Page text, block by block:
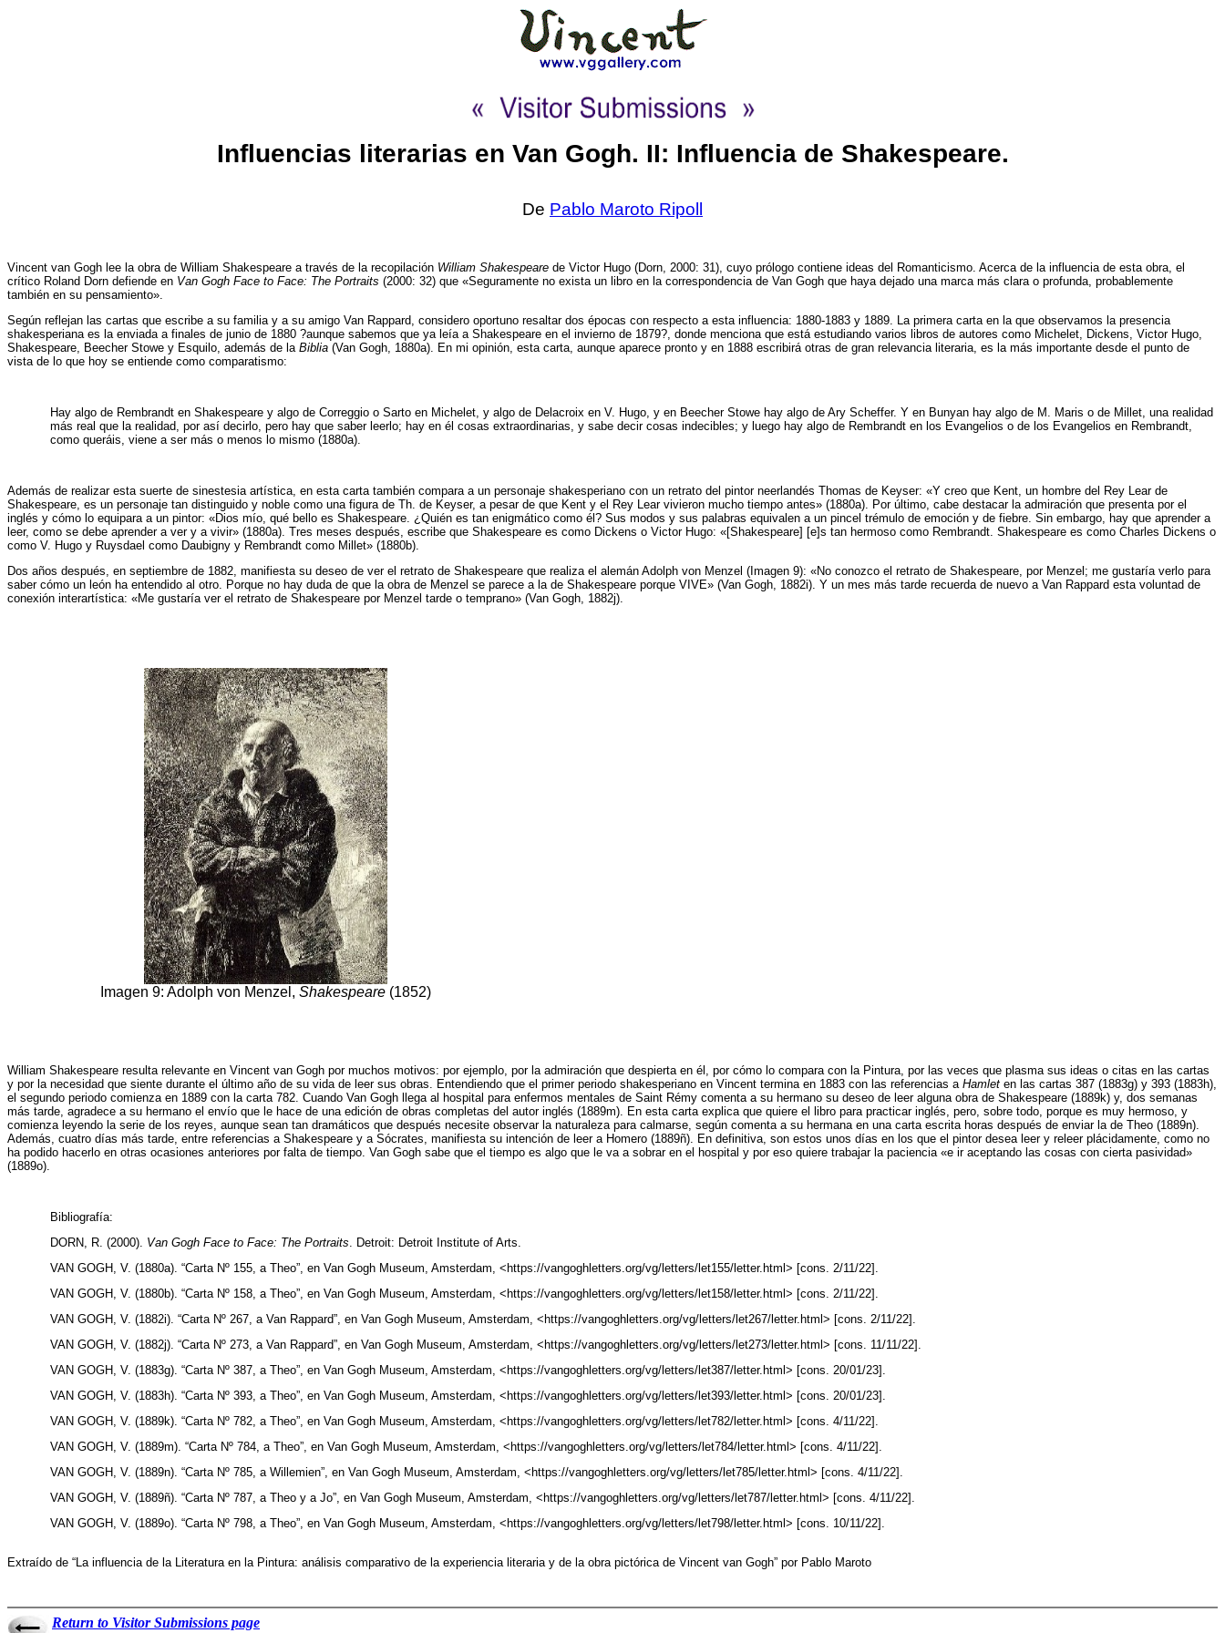
Influencias literarias en Van Gogh. II: Influencia de Shakespeare.
De Pablo Maroto Ripoll
Vincent van Gogh lee la obra de William Shakespeare a través de la recopilación William Shakespeare de Victor Hugo (Dorn, 2000: 31), cuyo prólogo contiene ideas del Romanticismo. Acerca de la influencia de esta obra, el
crítico Roland Dorn defiende en Van Gogh Face to Face: The Portraits (2000: 32) que «Seguramente no exista un libro en la correspondencia de Van Gogh que haya dejado una marca más clara o profunda, probablemente
también en su pensamiento».
Según reflejan las cartas que escribe a su familia y a su amigo Van Rappard, considero oportuno resaltar dos épocas con respecto a esta influencia: 1880-1883 y 1889. La primera carta en la que observamos la presencia
shakesperiana es la enviada a finales de junio de 1880 ?aunque sabemos que ya leía a Shakespeare en el invierno de 1879?, donde menciona que está estudiando varios libros de autores como Michelet, Dickens, Victor Hugo,
Shakespeare, Beecher Stowe y Esquilo, además de la Biblia (Van Gogh, 1880a). En mi opinión, esta carta, aunque aparece pronto y en 1888 escribirá otras de gran relevancia literaria, es la más importante desde el punto de
vista de lo que hoy se entiende como comparatismo:
Hay algo de Rembrandt en Shakespeare y algo de Correggio o Sarto en Michelet, y algo de Delacroix en V. Hugo, y en Beecher Stowe hay algo de Ary Scheffer. Y en Bunyan hay algo de M. Maris o de Millet, una realidad
más real que la realidad, por así decirlo, pero hay que saber leerlo; hay en él cosas extraordinarias, y sabe decir cosas indecibles; y luego hay algo de Rembrandt en los Evangelios o de los Evangelios en Rembrandt,
como queráis, viene a ser más o menos lo mismo (1880a).
Además de realizar esta suerte de sinestesia artística, en esta carta también compara a un personaje shakesperiano con un retrato del pintor neerlandés Thomas de Keyser: «Y creo que Kent, un hombre del Rey Lear de
Shakespeare, es un personaje tan distinguido y noble como una figura de Th. de Keyser, a pesar de que Kent y el Rey Lear vivieron mucho tiempo antes» (1880a). Por último, cabe destacar la admiración que presenta por el
inglés y cómo lo equipara a un pintor: «Dios mío, qué bello es Shakespeare. ¿Quién es tan enigmático como él? Sus modos y sus palabras equivalen a un pincel trémulo de emoción y de fiebre. Sin embargo, hay que aprender a
leer, como se debe aprender a ver y a vivir» (1880a). Tres meses después, escribe que Shakespeare es como Dickens o Victor Hugo: «[Shakespeare] [e]s tan hermoso como Rembrandt. Shakespeare es como Charles Dickens o
como V. Hugo y Ruysdael como Daubigny y Rembrandt como Millet» (1880b).
Dos años después, en septiembre de 1882, manifiesta su deseo de ver el retrato de Shakespeare que realiza el alemán Adolph von Menzel (Imagen 9): «No conozco el retrato de Shakespeare, por Menzel; me gustaría verlo para
saber cómo un león ha entendido al otro. Porque no hay duda de que la obra de Menzel se parece a la de Shakespeare porque VIVE» (Van Gogh, 1882i). Y un mes más tarde recuerda de nuevo a Van Rappard esta voluntad de
conexión interartística: «Me gustaría ver el retrato de Shakespeare por Menzel tarde o temprano» (Van Gogh, 1882j).
Imagen 9: Adolph von Menzel, Shakespeare(1852)
William Shakespeare resulta relevante en Vincent van Gogh por muchos motivos: por ejemplo, por la admiración que despierta en él, por cómo lo compara con la Pintura, por las veces que plasma sus ideas o citas en las cartas
y por la necesidad que siente durante el último año de su vida de leer sus obras. Entendiendo que el primer periodo shakesperiano en Vincent termina en 1883 con las referencias a Hamlet en las cartas 387 (1883g) y 393 (1883h),
el segundo periodo comienza en 1889 con la carta 782. Cuando Van Gogh llega al hospital para enfermos mentales de Saint Rémy comenta a su hermano su deseo de leer alguna obra de Shakespeare (1889k) y, dos semanas
más tarde, agradece a su hermano el envío que le hace de una edición de obras completas del autor inglés (1889m). En esta carta explica que quiere el libro para practicar inglés, pero, sobre todo, porque es muy hermoso, y
comienza leyendo la serie de los reyes, aunque sean tan dramáticos que después necesite observar la naturaleza para calmarse, según comenta a su hermana en una carta escrita horas después de enviar la de Theo (1889n).
Además, cuatro días más tarde, entre referencias a Shakespeare y a Sócrates, manifiesta su intención de leer a Homero (1889ñ). En definitiva, son estos unos días en los que el pintor desea leer y releer plácidamente, como no
ha podido hacerlo en otras ocasiones anteriores por falta de tiempo. Van Gogh sabe que el tiempo es algo que le va a sobrar en el hospital y por eso quiere trabajar la paciencia «e ir aceptando las cosas con cierta pasividad»
(1889o).
Bibliografía:
DORN, R. (2000). Van Gogh Face to Face: The Portraits. Detroit: Detroit Institute of Arts.
VAN GOGH, V. (1880a). “Carta Nº 155, a Theo”, en Van Gogh Museum, Amsterdam, <https://vangoghletters.org/vg/letters/let155/letter.html> [cons. 2/11/22].
VAN GOGH, V. (1880b). “Carta Nº 158, a Theo”, en Van Gogh Museum, Amsterdam, <https://vangoghletters.org/vg/letters/let158/letter.html> [cons. 2/11/22].
VAN GOGH, V. (1882i). “Carta Nº 267, a Van Rappard”, en Van Gogh Museum, Amsterdam, <https://vangoghletters.org/vg/letters/let267/letter.html> [cons. 2/11/22].
VAN GOGH, V. (1882j). “Carta Nº 273, a Van Rappard”, en Van Gogh Museum, Amsterdam, <https://vangoghletters.org/vg/letters/let273/letter.html> [cons. 11/11/22].
VAN GOGH, V. (1883g). “Carta Nº 387, a Theo”, en Van Gogh Museum, Amsterdam, <https://vangoghletters.org/vg/letters/let387/letter.html> [cons. 20/01/23].
VAN GOGH, V. (1883h). “Carta Nº 393, a Theo”, en Van Gogh Museum, Amsterdam, <https://vangoghletters.org/vg/letters/let393/letter.html> [cons. 20/01/23].
VAN GOGH, V. (1889k). “Carta Nº 782, a Theo”, en Van Gogh Museum, Amsterdam, <https://vangoghletters.org/vg/letters/let782/letter.html> [cons. 4/11/22].
VAN GOGH, V. (1889m). “Carta Nº 784, a Theo”, en Van Gogh Museum, Amsterdam, <https://vangoghletters.org/vg/letters/let784/letter.html> [cons. 4/11/22].
VAN GOGH, V. (1889n). “Carta Nº 785, a Willemien”, en Van Gogh Museum, Amsterdam, <https://vangoghletters.org/vg/letters/let785/letter.html> [cons. 4/11/22].
VAN GOGH, V. (1889ñ). “Carta Nº 787, a Theo y a Jo”, en Van Gogh Museum, Amsterdam, <https://vangoghletters.org/vg/letters/let787/letter.html> [cons. 4/11/22].
VAN GOGH, V. (1889o). “Carta Nº 798, a Theo”, en Van Gogh Museum, Amsterdam, <https://vangoghletters.org/vg/letters/let798/letter.html> [cons. 10/11/22].
Extraído de “La influencia de la Literatura en la Pintura: análisis comparativo de la experiencia literaria y de la obra pictórica de Vincent van Gogh” por Pablo Maroto
Return to Visitor Submissions page